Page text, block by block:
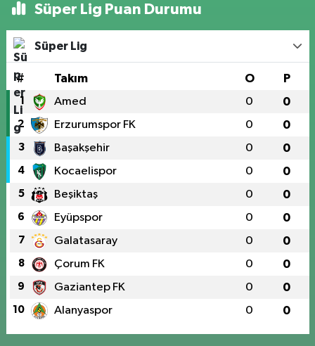
Süper Lig Puan Durumu
Süper Lig
# Takım O P
1 Amed 0 0
2 Erzurumspor FK 0 0
3 Başakşehir 0 0
4 Kocaelispor 0 0
5 Beşiktaş 0 0
6 Eyüpspor 0 0
7 Galatasaray 0 0
8 Çorum FK 0 0
9 Gaziantep FK 0 0
10 Alanyaspor 0 0